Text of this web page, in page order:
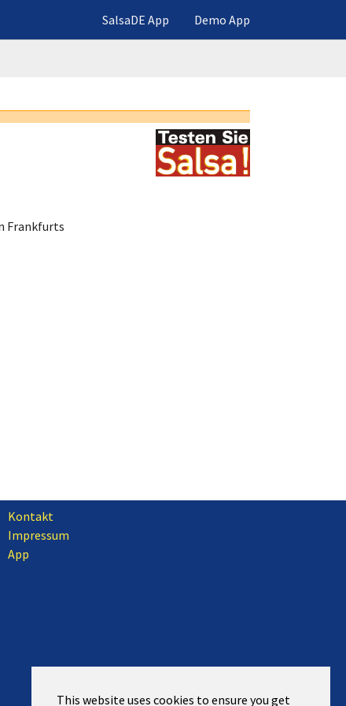
This website uses cookies to ensure you get
SalsaDE App
Demo App
Frankfurts
Kontakt
Impressum
App